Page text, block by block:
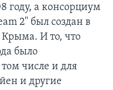
году, а консорциум
2" был создан в
Крыма. И то, что
было
числе и для
и другие